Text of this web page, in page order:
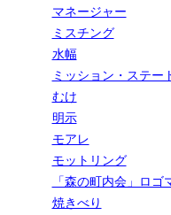
マネージャー
ミスチング
水幅
ミッション・ステー
むけ
明示
モアレ
モットリング
「森の町内会」ロゴ
焼きべり